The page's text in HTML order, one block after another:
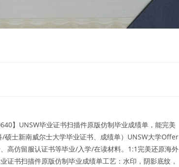
】UNSW毕业证书扫描件原版仿制毕业成绩单，能完美
士新南威尔士大学毕业证书、成绩单）UNSW大学Offer
高仿留服认证书等毕业/入学/在读材料。1:1完美还原海外
证书扫描件原版仿制毕业成绩单工艺：水印，阴影底纹，